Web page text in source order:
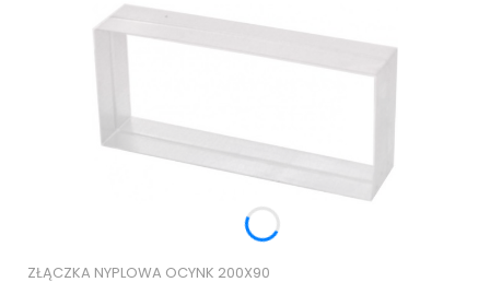
ZŁĄCZKA NYPLOWA OCYNK 200X90